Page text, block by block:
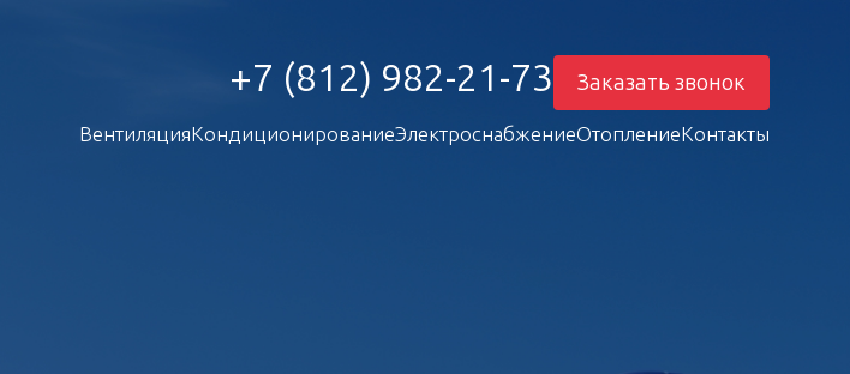
+7 (812) 982-21-73 Заказать звонок
ВентиляцияКондиционированиеЭлектроснабжениеОтоплениеКонтакты